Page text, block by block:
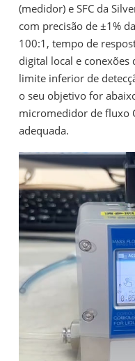
(medidor) e SFC da
com precisão de ±1%
100:1, tempo de
digital local e conexões
limite inferior de
o seu objetivo for
micromedidor de fluxo
adequada.